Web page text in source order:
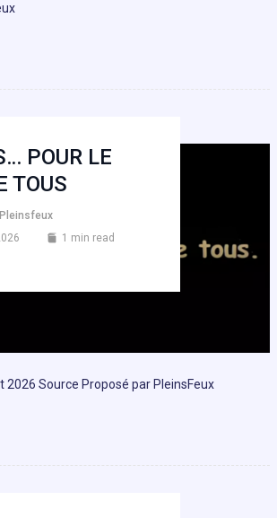
POUR LE
TOUS
1 min read
2026 Source Proposé par PleinsFeux